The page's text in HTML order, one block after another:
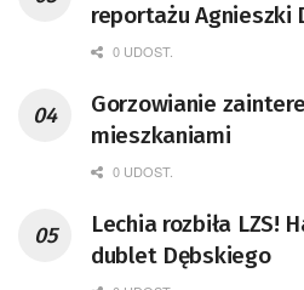
reportażu Agnieszki
0 UDOST.
Gorzowianie
mieszkaniami
0 UDOST.
Lechia rozbiła LZS!
dublet Dębskiego